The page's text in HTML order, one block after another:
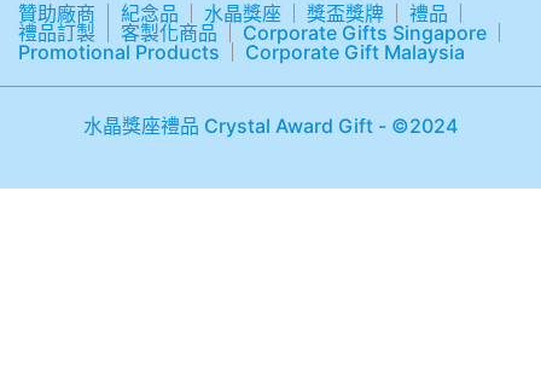
贊助廠商 紀念品 水晶獎座 獎盃獎牌
禮品
禮品訂製
客製化商品
Corporate Gifts Singapore
Promotional Products
Corporate Gift Malaysia
水晶獎座禮品 Crystal Award Gift - ©2024